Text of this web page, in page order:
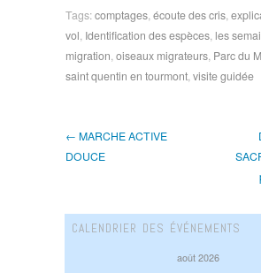
Tags:comptages,écoute des cris,
vol, Identification des espèces, les
migration,oiseaux migrateurs, Parc du
saint quentin en tourmont,visite guidée
← MARCHE ACTIVE
DOUCE
CALENDRIER DES ÉVÉNEMENTS
août 2026